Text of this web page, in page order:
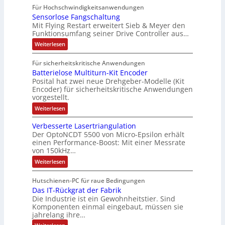
e
r
e
E
n
w
i
c
k
l
u
n
g
r
e
z
i
e
l
e
P
N
n
A
r
b
i
t
s
k
r
ä
f
t
e
n
x
p
a
n
d
i
e
r
t
n
g
a
n
g
m
M
a
s
h
i
n
e
n
-
u
n
d
A
n
l
C
-
N
e
t
z
t
i
l
e
r
h
ä
l
t
c
h
u
t
z
l
a
k
b
e
s
c
h
Für Hochschwindigkeitsanwendungen
Sensorlose Fangschaltung
Mit Flying Restart erweitert Sieb & Meyer den
Funktionsumfang seiner Drive Controller aus…
Weiterlesen:
S
n
s
o
r
l
o
s
e
a
n
g
s
c
h
a
t
u
n
g
Für sicherheitskritische Anwendungen
Batterielose Multiturn-Kit Encoder
Posital hat zwei neue Drehgeber-Modelle (Kit
Encoder) für sicherheitskritische Anwendungen
vorgestellt.
Weiterlesen:
B
t
t
e
r
i
e
l
s
e
M
u
t
Verbesserte Lasertriangulation
Der OptoNCDT 5500 von Micro-Epsilon erhält
einen Performance-Boost: Mit einer Messrate
von 150kHz…
Weiterlesen:
V
r
b
e
s
s
e
Hutschienen-PC für raue Bedingungen
Das IT-Rückgrat der Fabrik
Die Industrie ist ein Gewohnheitstier. Sind
Komponenten einmal eingebaut, müssen sie
jahrelang ihre…